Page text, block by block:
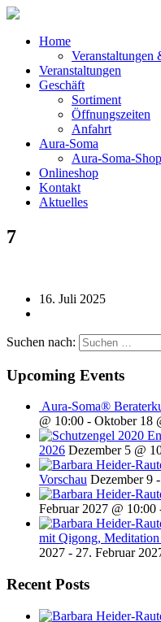
Home
Veranstaltungen
Veranstaltungen
Geschäft
Sortiment
Öffnungszeiten
Anfahrt
Aura-Soma
Aura-Soma-Shop
Onlineshop
Kontakt
Aktuelles
7
16. Juli 2025
Suchen nach:
Upcoming Events
Aura-Soma®
@ 10:00 - Oktober 18
2026 Dezember 5 @
Vorschau Dezember 9 -
Februar 2027 @ 10:00
mit Qigong,
2027 - 27. Februar
Recent Posts